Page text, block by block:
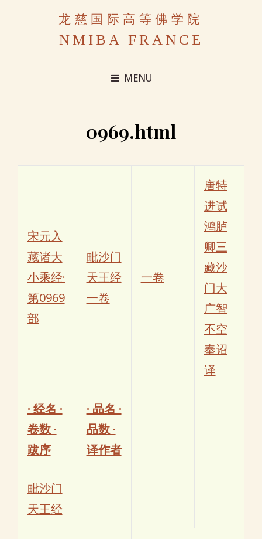
龙慈国际高等佛学院
NMIBA FRANCE
MENU
0969.html
宋元入
藏诸大
小乘经·
第0969
部
毗沙门
天王经
一卷
一卷
唐特
进试
鸿胪
卿三
藏沙
门大
广智
不空
奉诏
译
· 经名 ·
卷数 ·
跋序
· 品名 ·
品数 ·
译作者
毗沙门
天王经